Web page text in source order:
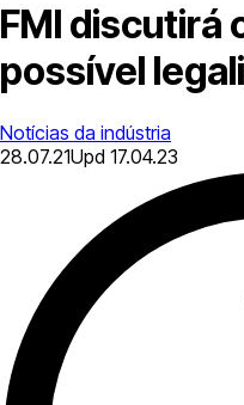
FMI discutirá
possível
Notícias da indústria
28.07.21Upd 17.04.23